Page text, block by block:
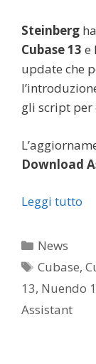
Steinberg
Cubase 13 e
update che
gli script per
Download
Leggi tutto
Categorie
News
Tag
Cubase,
13, Nuendo
Assistant